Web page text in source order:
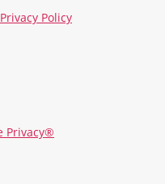
Privacy Policy